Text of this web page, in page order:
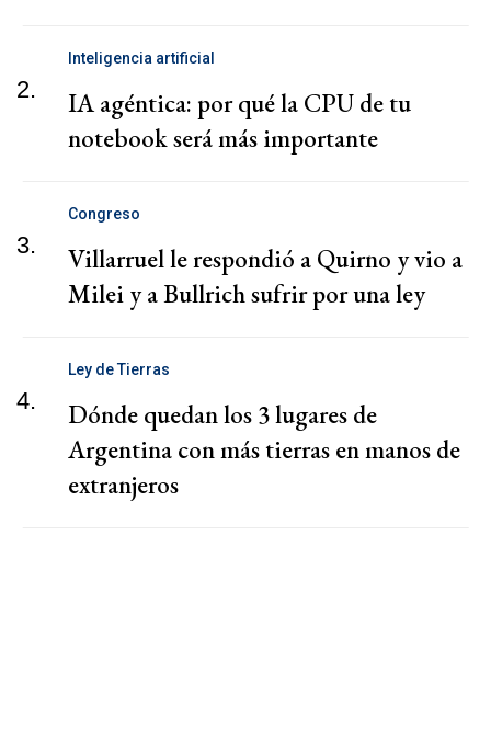
2.
Inteligencia artificial
IA agéntica: por qué la CPU de tu
notebook será más importante
3.
Congreso
Villarruel le respondió a Quirno y vio a
Milei y a Bullrich sufrir por una ley
4.
Ley de Tierras
Dónde quedan los 3 lugares de
Argentina con más tierras en manos de
extranjeros